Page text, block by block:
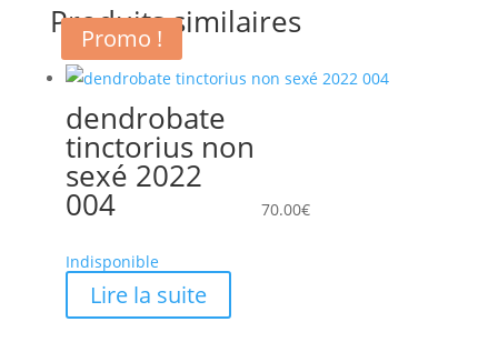
Produits similaires
dendrobate
tinctorius non
sexé 2022
004 70.00€
Indisponible
Lire la suite
Promo !